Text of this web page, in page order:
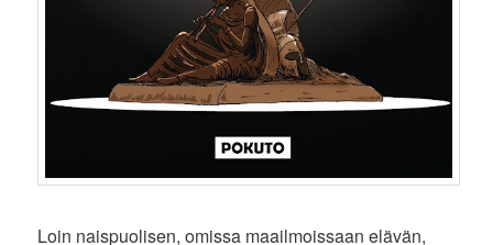
Loin naispuolisen, omissa maailmoissaan elävän,